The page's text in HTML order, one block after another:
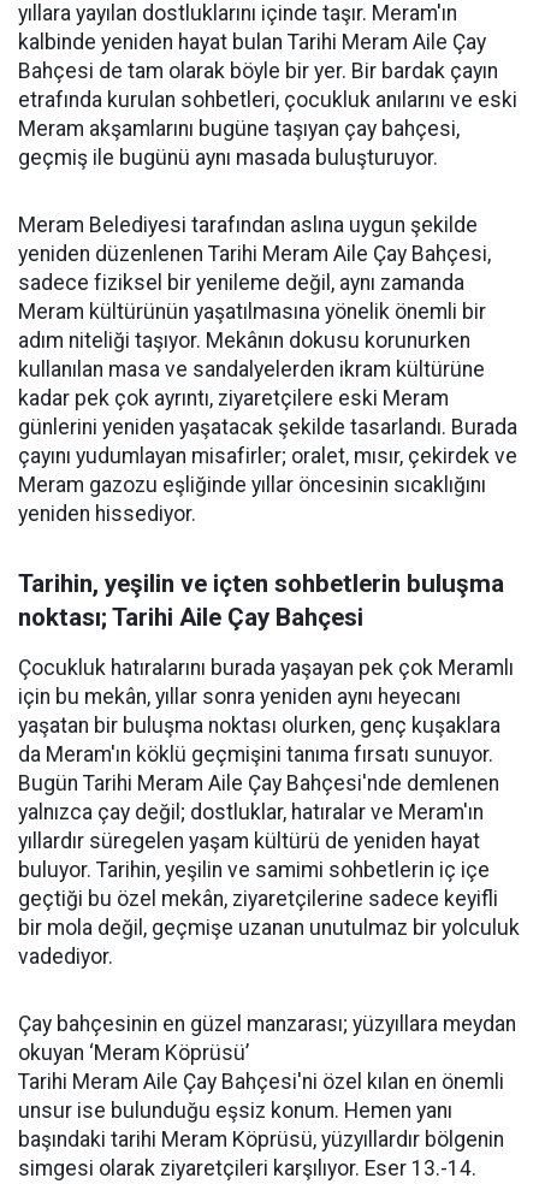
yıllara yayılan dostluklarını içinde taşır. Meram'ın
kalbinde yeniden hayat bulan Tarihi Meram Aile Çay
Bahçesi de tam olarak böyle bir yer. Bir bardak çayın
etrafında kurulan sohbetleri, çocukluk anılarını ve eski
Meram akşamlarını bugüne taşıyan çay bahçesi,
geçmiş ile bugünü aynı masada buluşturuyor.
Meram Belediyesi tarafından aslına uygun şekilde
yeniden düzenlenen Tarihi Meram Aile Çay Bahçesi,
sadece fiziksel bir yenileme değil, aynı zamanda
Meram kültürünün yaşatılmasına yönelik önemli bir
adım niteliği taşıyor. Mekânın dokusu korunurken
kullanılan masa ve sandalyelerden ikram kültürüne
kadar pek çok ayrıntı, ziyaretçilere eski Meram
günlerini yeniden yaşatacak şekilde tasarlandı. Burada
çayını yudumlayan misafirler; oralet, mısır, çekirdek ve
Meram gazozu eşliğinde yıllar öncesinin sıcaklığını
yeniden hissediyor.
Tarihin, yeşilin ve içten sohbetlerin buluşma
noktası; Tarihi Aile Çay Bahçesi
Çocukluk hatıralarını burada yaşayan pek çok Meramlı
için bu mekân, yıllar sonra yeniden aynı heyecanı
yaşatan bir buluşma noktası olurken, genç kuşaklara
da Meram'ın köklü geçmişini tanıma fırsatı sunuyor.
Bugün Tarihi Meram Aile Çay Bahçesi'nde demlenen
yalnızca çay değil; dostluklar, hatıralar ve Meram'ın
yıllardır süregelen yaşam kültürü de yeniden hayat
buluyor. Tarihin, yeşilin ve samimi sohbetlerin iç içe
geçtiği bu özel mekân, ziyaretçilerine sadece keyifli
bir mola değil, geçmişe uzanan unutulmaz bir yolculuk
vadediyor.
Çay bahçesinin en güzel manzarası; yüzyıllara meydan
okuyan ‘Meram Köprüsü’
Tarihi Meram Aile Çay Bahçesi'ni özel kılan en önemli
unsur ise bulunduğu eşsiz konum. Hemen yanı
başındaki tarihi Meram Köprüsü, yüzyıllardır bölgenin
simgesi olarak ziyaretçileri karşılıyor. Eser 13.-14.